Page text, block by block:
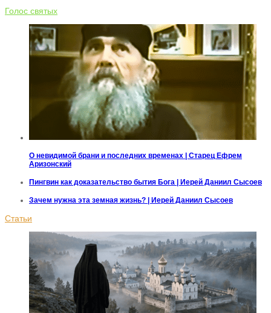
Голос святых
О невидимой брани и последних временах | Старец Ефрем
Аризонский
Пингвин как доказательство бытия Бога | Иерей Даниил Сысоев
Зачем нужна эта земная жизнь? | Иерей Даниил Сысоев
Статьи